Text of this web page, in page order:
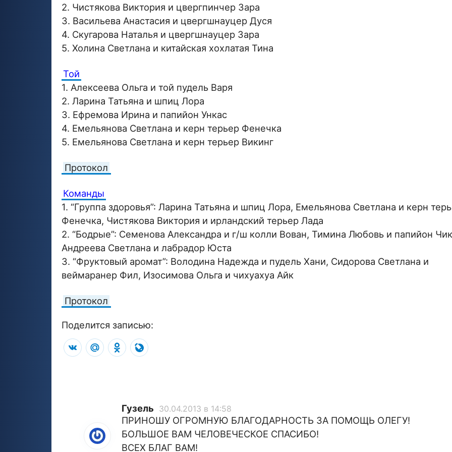
2. Чистякова Виктория и цвергпинчер Зара
3. Васильева Анастасия и цвергшнауцер Дуся
4. Скугарова Наталья и цвергшнауцер Зара
5. Холина Светлана и китайская хохлатая Тина
Той
1. Алексеева Ольга и той пудель Варя
2. Ларина Татьяна и шпиц Лора
3. Ефремова Ирина и папийон Ункас
4. Емельянова Светлана и керн терьер Фенечка
5. Емельянова Светлана и керн терьер Викинг
Протокол
Команды
1. “Группа здоровья”: Ларина Татьяна и шпиц Лора, Емельянова Светлана и керн
Фенечка, Чистякова Виктория и ирландский терьер Лада
2. “Бодрые”: Семенова Александра и г/ш колли Вован, Тимина Любовь и папийон
Андреева Светлана и лабрадор Юста
3. “Фруктовый аромат”: Володина Надежда и пудель Хани, Сидорова Светлана и
веймаранер Фил, Изосимова Ольга и чихуахуа Айк
Протокол
Поделится записью:
VK Mail.RuOdnoklassniki
Гузель 30.04.2013 в 14:58
ПРИНОШУ ОГРОМНУЮ БЛАГОДАРНОСТЬ ЗА ПОМОЩЬ ОЛЕГУ!
БОЛЬШОЕ ВАМ ЧЕЛОВЕЧЕСКОЕ СПАСИБО!
ВСЕХ БЛАГ ВАМ!